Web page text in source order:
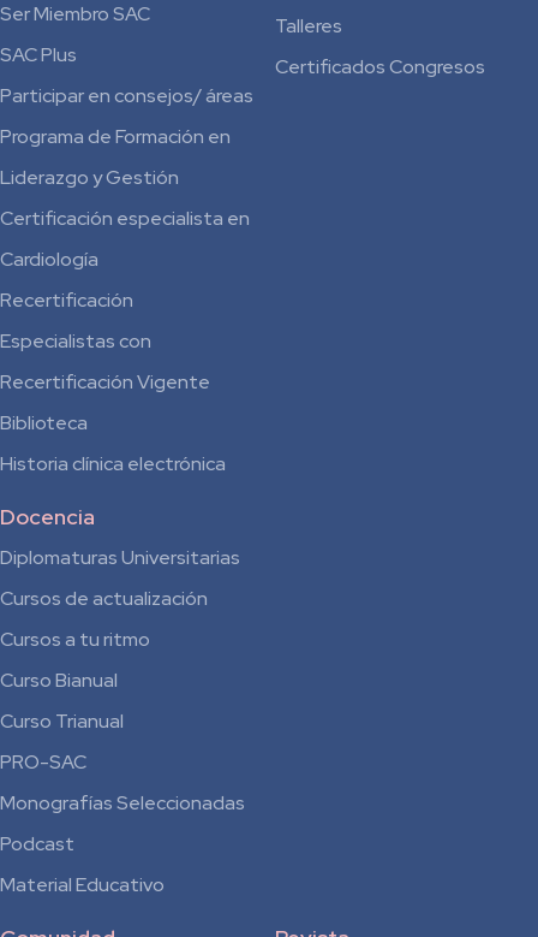
Ser Miembro SAC
SAC Plus
Participar en consejos/ áreas
Programa de Formación en
Liderazgo y Gestión
Certificación especialista en
Cardiología
Recertificación
Especialistas con
Recertificación Vigente
Biblioteca
Historia clínica electrónica
Docencia
Diplomaturas Universitarias
Cursos de actualización
Cursos a tu ritmo
Curso Bianual
para
Residentes
Curso Trianual
PRO-SAC
Monografías Seleccionadas
Podcast
Material Educativo
Talleres
Certificados Congresos